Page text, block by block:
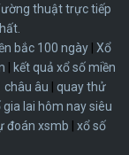
thuật trực tiếp
bắc 100 ngày Xổ
kết quả xổ số miền
châu âu
quay thử
lai hôm nay siêu
đoán xsmb
xổ số